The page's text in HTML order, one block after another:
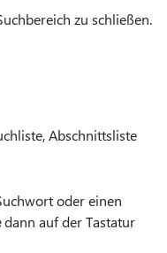
zu schließen.
Abschnittsliste
oder einen
dann auf der Tastatur